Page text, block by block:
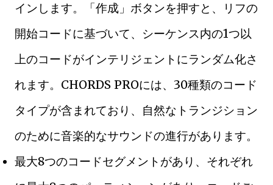
インします。「作成」ボタンを押すと、リフの
開始コードに基づいて、シーケンス内の1つ以
上のコードがインテリジェントにランダム化さ
れます。CHORDS PROには、30種類のコード
タイプが含まれており、自然なトランジション
のために音楽的なサウンドの進行があります。
最大8つのコードセグメントがあり、それぞれ